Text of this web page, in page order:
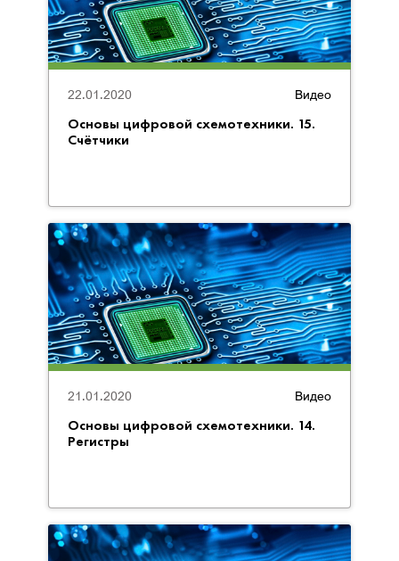
Видео
Основы цифровой схемотехники. 15.
Счётчики
22.01.2020
Видео
Основы цифровой схемотехники. 14.
Регистры
21.01.2020